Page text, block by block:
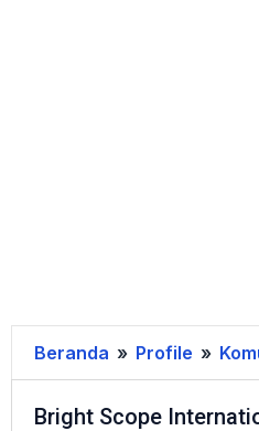
Beranda » Profile »
Bright Scope